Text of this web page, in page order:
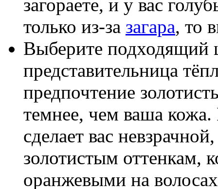
загораете, и у вас
только из-за загара, то
Выберите подходящий
представительница
предпочтение
темнее, чем ваша кожа.
сделает вас
золотистым оттенкам,
оранжевыми на